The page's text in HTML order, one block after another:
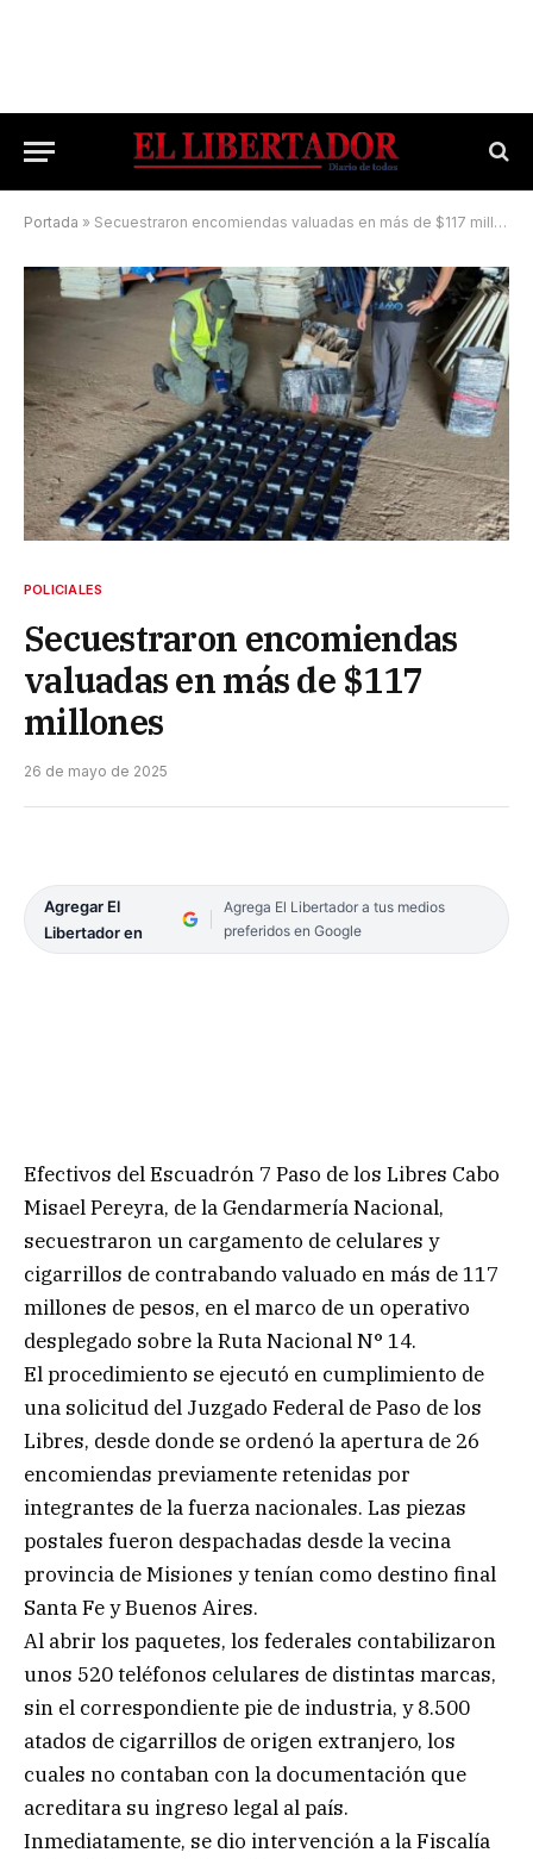
Portada » Secuestraron encomiendas valuadas en más de $117 millones
POLICIALES
Secuestraron encomiendas
valuadas en más de $117
millones
26 de mayo de 2025
Agregar El
Libertador en
Agrega El Libertador a tus medios
preferidos en Google
Efectivos del Escuadrón 7 Paso de los Libres Cabo
Misael Pereyra, de la Gendarmería Nacional,
secuestraron un cargamento de celulares y
cigarrillos de contrabando valuado en más de 117
millones de pesos, en el marco de un operativo
desplegado sobre la Ruta Nacional N° 14.
El procedimiento se ejecutó en cumplimiento de
una solicitud del Juzgado Federal de Paso de los
Libres, desde donde se ordenó la apertura de 26
encomiendas previamente retenidas por
integrantes de la fuerza nacionales. Las piezas
postales fueron despachadas desde la vecina
provincia de Misiones y tenían como destino final
Santa Fe y Buenos Aires.
Al abrir los paquetes, los federales contabilizaron
unos 520 teléfonos celulares de distintas marcas,
sin el correspondiente pie de industria, y 8.500
atados de cigarrillos de origen extranjero, los
cuales no contaban con la documentación que
acreditara su ingreso legal al país.
Inmediatamente, se dio intervención a la Fiscalía